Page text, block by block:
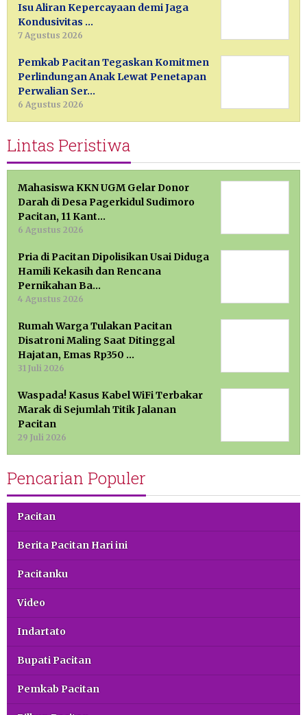
Isu Aliran Kepercayaan demi Jaga
Kondusivitas …
7 Agustus 2026
Pemkab Pacitan Tegaskan Komitmen
Perlindungan Anak Lewat Penetapan
Perwalian Ser…
6 Agustus 2026
Lintas Peristiwa
Mahasiswa KKN UGM Gelar Donor
Darah di Desa Pagerkidul Sudimoro
Pacitan, 11 Kant…
6 Agustus 2026
Pria di Pacitan Dipolisikan Usai Diduga
Hamili Kekasih dan Rencana
Pernikahan Ba…
4 Agustus 2026
Rumah Warga Tulakan Pacitan
Disatroni Maling Saat Ditinggal
Hajatan, Emas Rp350 …
31 Juli 2026
Waspada! Kasus Kabel WiFi Terbakar
Marak di Sejumlah Titik Jalanan
Pacitan
29 Juli 2026
Pencarian Populer
Pacitan
Berita Pacitan Hari ini
Pacitanku
Video
Indartato
Bupati Pacitan
Pemkab Pacitan